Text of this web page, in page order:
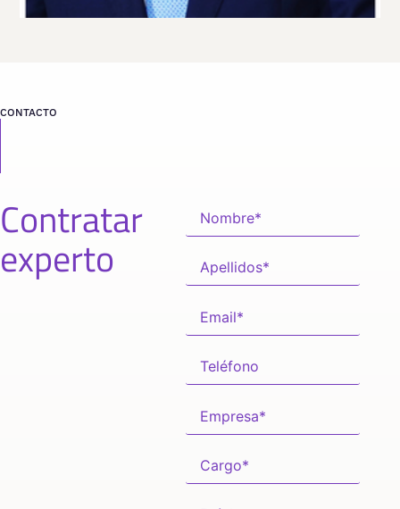
CONTACTO
Contratar
experto